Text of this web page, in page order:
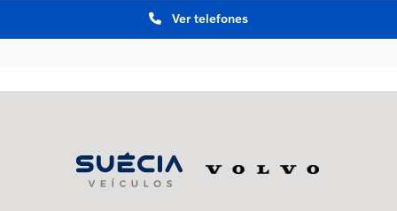
Ver telefones